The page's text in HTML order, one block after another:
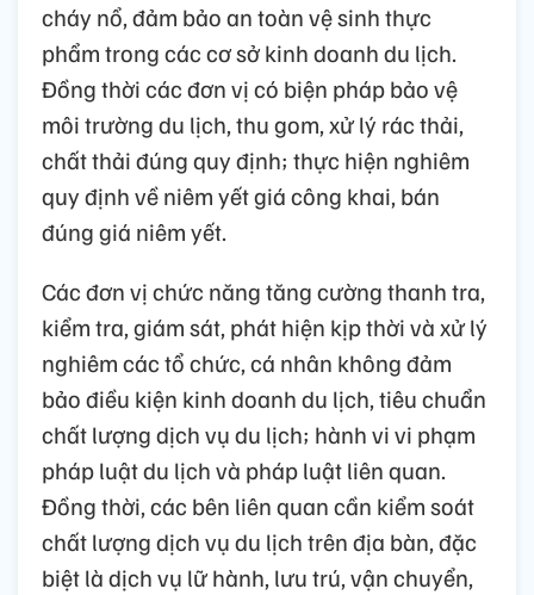
cháy nổ, đảm bảo an toàn vệ sinh thực
phẩm trong các cơ sở kinh doanh du lịch.
Đồng thời các đơn vị có biện pháp bảo vệ
môi trường du lịch, thu gom, xử lý rác thải,
chất thải đúng quy định; thực hiện nghiêm
quy định về niêm yết giá công khai, bán
đúng giá niêm yết.
Các đơn vị chức năng tăng cường thanh tra,
kiểm tra, giám sát, phát hiện kịp thời và xử lý
nghiêm các tổ chức, cá nhân không đảm
bảo điều kiện kinh doanh du lịch, tiêu chuẩn
chất lượng dịch vụ du lịch; hành vi vi phạm
pháp luật du lịch và pháp luật liên quan.
Đồng thời, các bên liên quan cần kiểm soát
chất lượng dịch vụ du lịch trên địa bàn, đặc
biệt là dịch vụ lữ hành, lưu trú, vận chuyển,